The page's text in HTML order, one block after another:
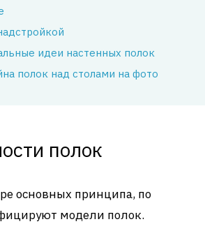
идеи настенных полок
полок над столами на фото
полок
основных принципа, по
модели полок.